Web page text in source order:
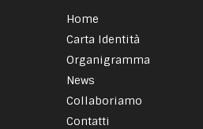
Home
Carta Identità
Organigramma
News
Collaboriamo
Contatti